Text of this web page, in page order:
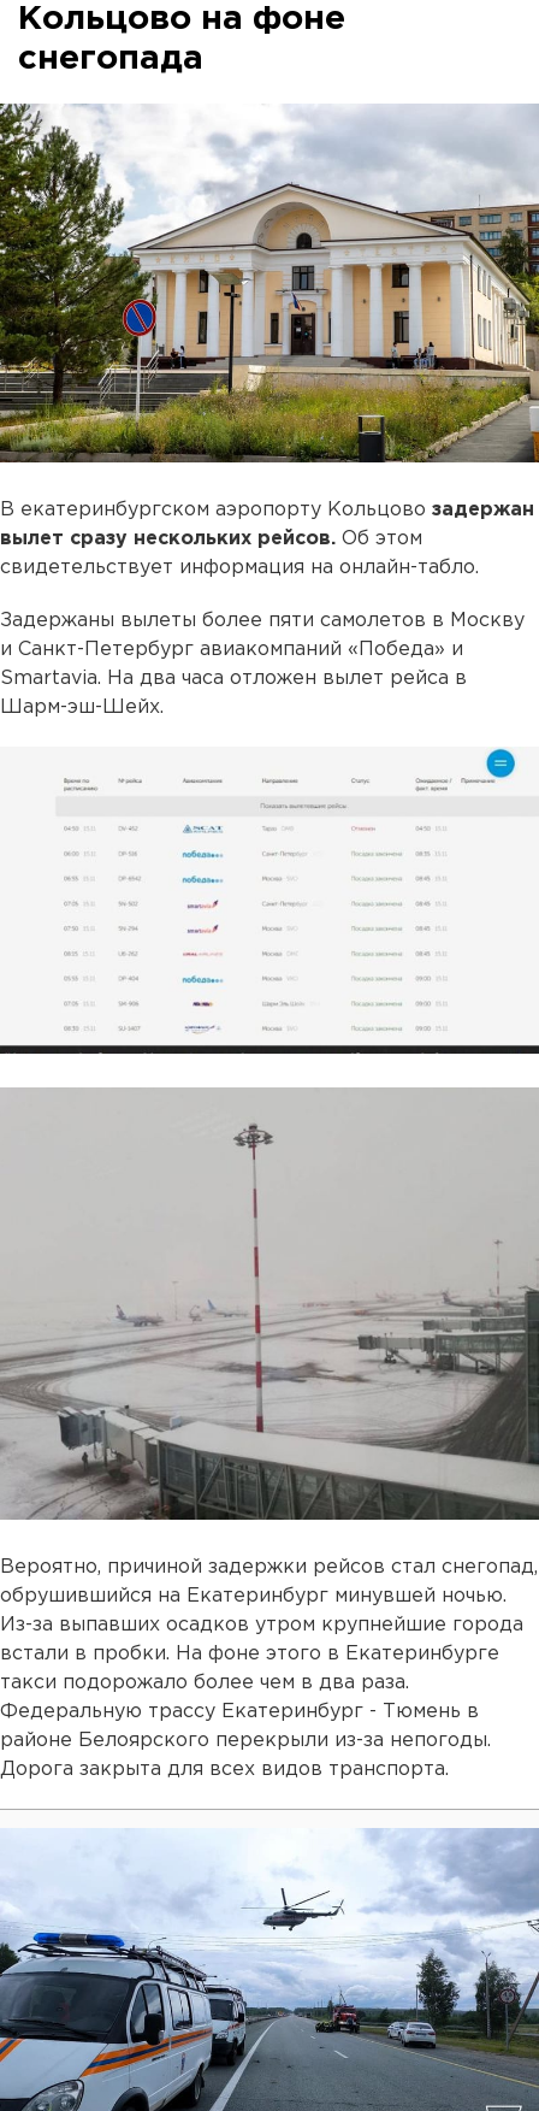
Кольцово на фоне
снегопада
В екатеринбургском аэропорту Кольцово задержан
вылет сразу нескольких рейсов. Об этом
свидетельствует информация на онлайн-табло.
Задержаны вылеты более пяти самолетов в Москву
и Санкт-Петербург авиакомпаний «Победа» и
Smartavia. На два часа отложен вылет рейса в
Шарм-эш-Шейх.
Вероятно, причиной задержки рейсов стал снегопад,
обрушившийся на Екатеринбург минувшей ночью.
Из-за выпавших осадков утром крупнейшие города
встали в пробки. На фоне этого в Екатеринбурге
такси подорожало более чем в два раза.
Федеральную трассу Екатеринбург - Тюмень в
районе Белоярского перекрыли из-за непогоды.
Дорога закрыта для всех видов транспорта.